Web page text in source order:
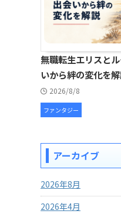
無職転生エリスと
いから絆の変化を
2026/8/8
ファンタジー
アーカイブ
2026年8月
2026年4月